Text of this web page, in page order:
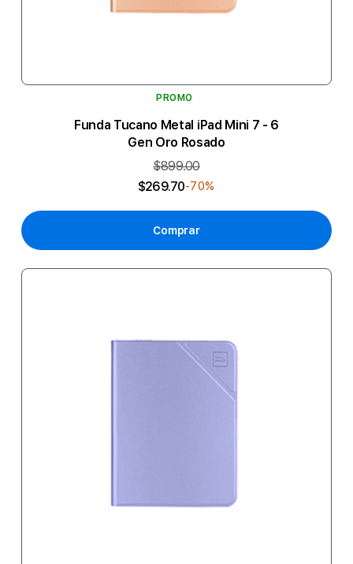
PROMO
Funda Tucano Metal iPad Mini 7 - 6
Gen Oro Rosado
$899.00
$269.70-70%
Comprar